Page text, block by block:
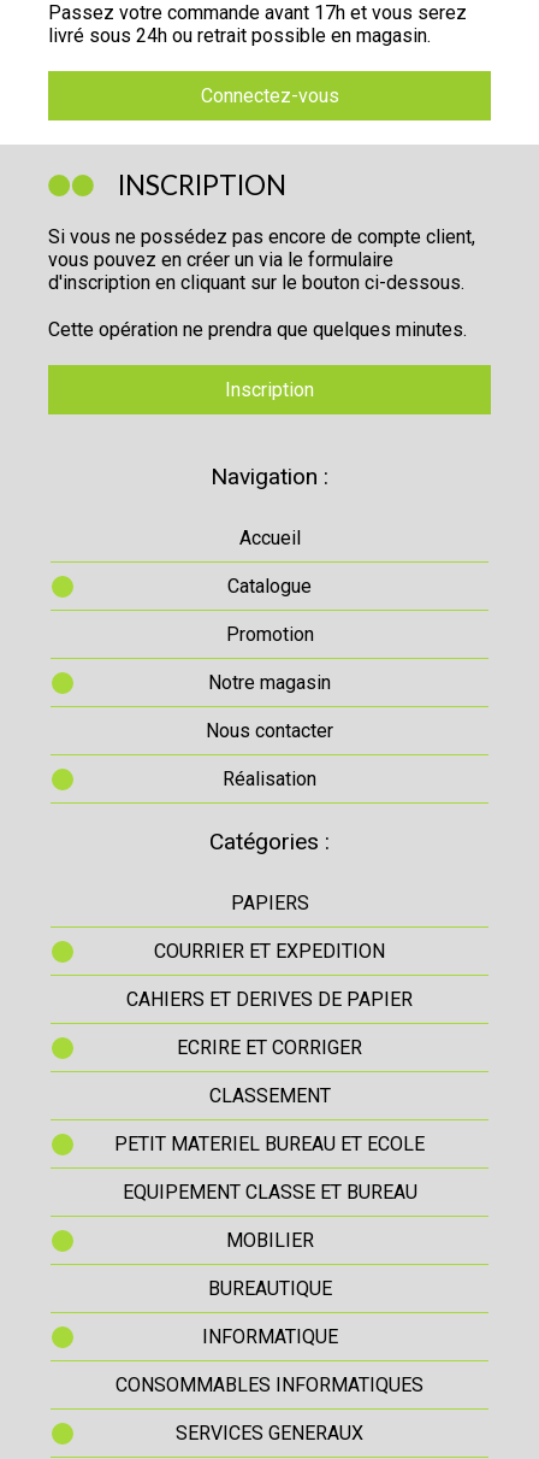
Passez votre commande avant 17h et vous serez
livré sous 24h ou retrait possible en magasin.
Connectez-vous
INSCRIPTION
Si vous ne possédez pas encore de compte client,
vous pouvez en créer un via le formulaire
d'inscription en cliquant sur le bouton ci-dessous.
Cette opération ne prendra que quelques minutes.
Inscription
Navigation :
Accueil
Catalogue
Promotion
Notre magasin
Nous contacter
Réalisation
Catégories :
PAPIERS
COURRIER ET EXPEDITION
CAHIERS ET DERIVES DE PAPIER
ECRIRE ET CORRIGER
CLASSEMENT
PETIT MATERIEL BUREAU ET ECOLE
EQUIPEMENT CLASSE ET BUREAU
MOBILIER
BUREAUTIQUE
INFORMATIQUE
CONSOMMABLES INFORMATIQUES
SERVICES GENERAUX